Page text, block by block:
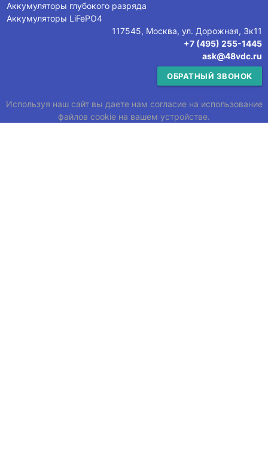
Аккумуляторы глубокого разряда
Аккумуляторы LiFePO4
117545, Москва, ул. Дорожная, 3к11
+7 (495) 255-1445
ask@48vdc.ru
ОБРАТНЫЙ ЗВОНОК
Используя наш сайт вы даете нам согласие на использование
файлов cookie на вашем устройстве.